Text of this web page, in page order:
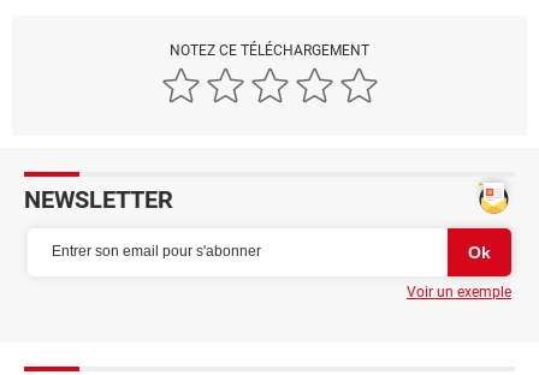
NOTEZ CE TÉLÉCHARGEMENT
NEWSLETTER
Voir un exemple